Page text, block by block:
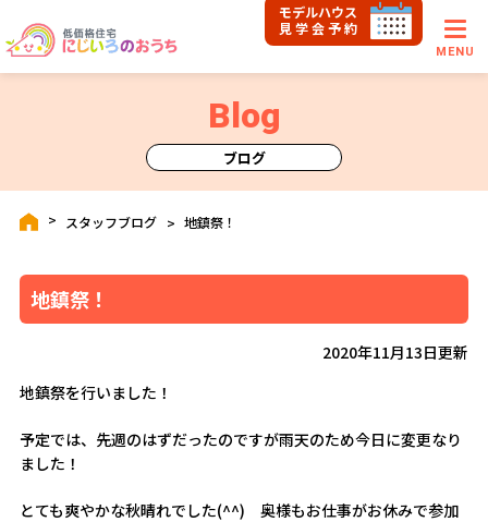
モデルハウス
見学会予約
MENU
ブログ
Blog
スタッフブログ 地鎮祭！
地鎮祭！
2020年11月13日更新
地鎮祭を行いました！
予定では、先週のはずだったのですが雨天のため今日に変更なり
ました！
とても爽やかな秋晴れでした(^^) 奥様もお仕事がお休みで参加